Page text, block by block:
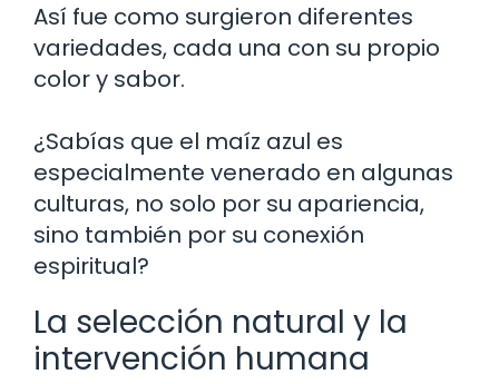
Así fue como surgieron diferentes
variedades, cada una con su propio
color y sabor.
¿Sabías que el maíz azul es
especialmente venerado en algunas
culturas, no solo por su apariencia,
sino también por su conexión
espiritual?
La selección natural y la
intervención humana